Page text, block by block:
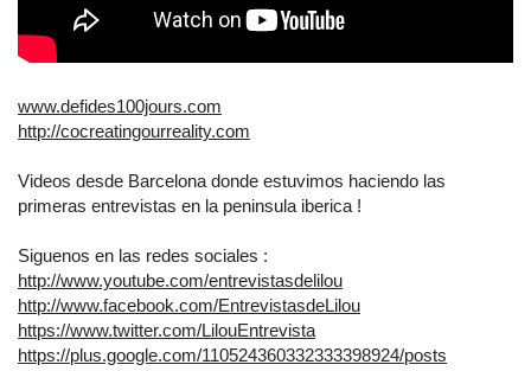
www.defides100jours.com
http://cocreatingourreality.com
Videos desde Barcelona donde estuvimos haciendo las
primeras entrevistas en la peninsula iberica !
Siguenos en las redes sociales :
http://www.youtube.com/entrevistasdelilou
http://www.facebook.com/EntrevistasdeLilou
https://www.twitter.com/LilouEntrevista
https://plus.google.com/110524360332333398924/posts